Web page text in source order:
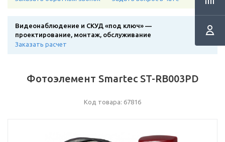
Видеонаблюдение и СКУД «под ключ» —
проектирование, монтаж, обслуживание
Заказать расчет
Фотоэлемент Smartec ST-RB003PD
Код товара: 67816